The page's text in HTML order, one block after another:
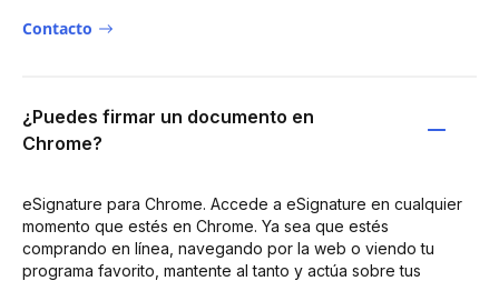
Contacto
¿Puedes firmar un documento en
Chrome?
eSignature para Chrome. Accede a eSignature en cualquier
momento que estés en Chrome. Ya sea que estés
comprando en línea, navegando por la web o viendo tu
programa favorito, mantente al tanto y actúa sobre tus